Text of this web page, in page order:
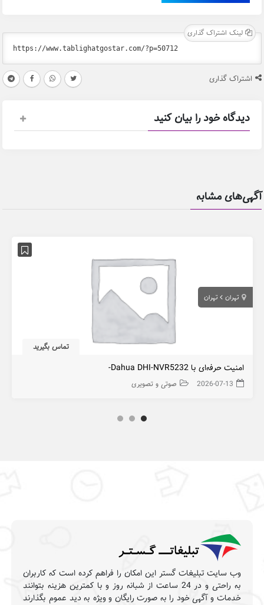
لینک اشتراک گذاری
اشتراک گذاری
دیدگاه خود را بیان کنید
آگهی‌های مشابه
تهران تهران
تماس بگیرید
امنیت حرفه‌ای با Dahua DHI-NVR5232-
2026-07-13 صوتی و تصویری
وب سایت تبلیغات گستر این امکان را فراهم کرده است که کاربران
به راحتی و در 24 ساعت از شبانه روز و با کمترین هزینه بتوانند
خدمات و آگهی خود را به صورت رایگان و ویژه به دید عموم بگذارند